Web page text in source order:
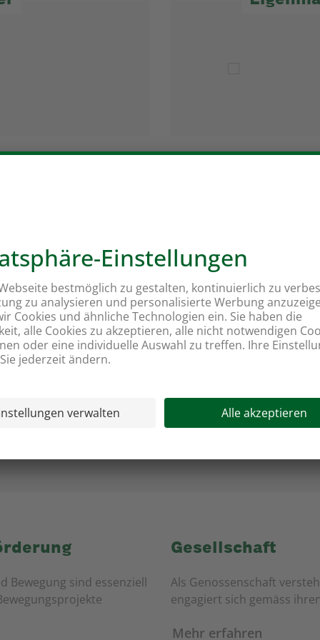
Tat Nr. 295
Andiamo» 2015 zum
ersten Mal.
Tat Nr. 346
Mit unseren Partnern
eine gesunde
Bewegung sind essenziell
Gesellschaft
Als Genossenschaft
engagiert sich gemäss
Mehr erfahren